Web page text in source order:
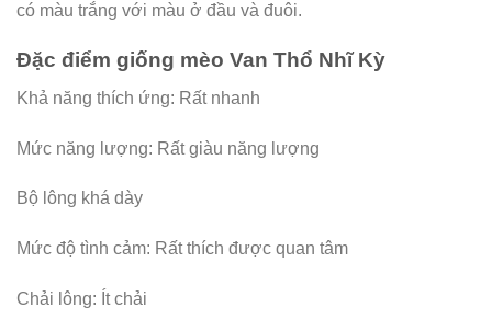
có màu trắng với màu ở đầu và đuôi.
Đặc điểm giống mèo Van Thổ Nhĩ Kỳ
Khả năng thích ứng: Rất nhanh
Mức năng lượng: Rất giàu năng lượng
Bộ lông khá dày
Mức độ tình cảm: Rất thích được quan tâm
Chải lông: Ít chải